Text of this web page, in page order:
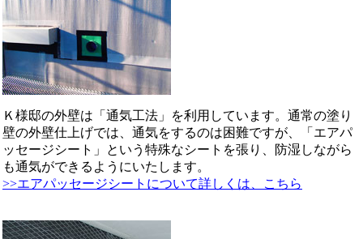
Ｋ様邸の外壁は「通気工法」を利用しています。通常の塗り
壁の外壁仕上げでは、通気をするのは困難ですが、「エアパ
ッセージシート」という特殊なシートを張り、防湿しながら
も通気ができるようにいたします。
>>エアパッセージシートについて詳しくは、こちら